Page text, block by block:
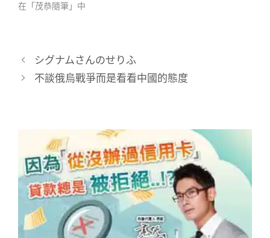
在「茂恭隨筆」中
シグナムさんのせりふ
不談俄烏戰爭而是看看中國的態度